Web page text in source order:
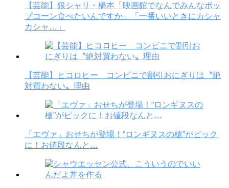
【芸能】銀シャリ・橋本「映画館でなんでみんなポッ
プコーン食べたいんですか」「一番いいときにカシャ
カシャ…」
【芸能】ヒコロヒー コンビニで割引おにぎりは〝絶
対買わない〟理由
「エヴァ」おせちが登場！“ロンギヌスの槍”がピック
に！お値段なんと…